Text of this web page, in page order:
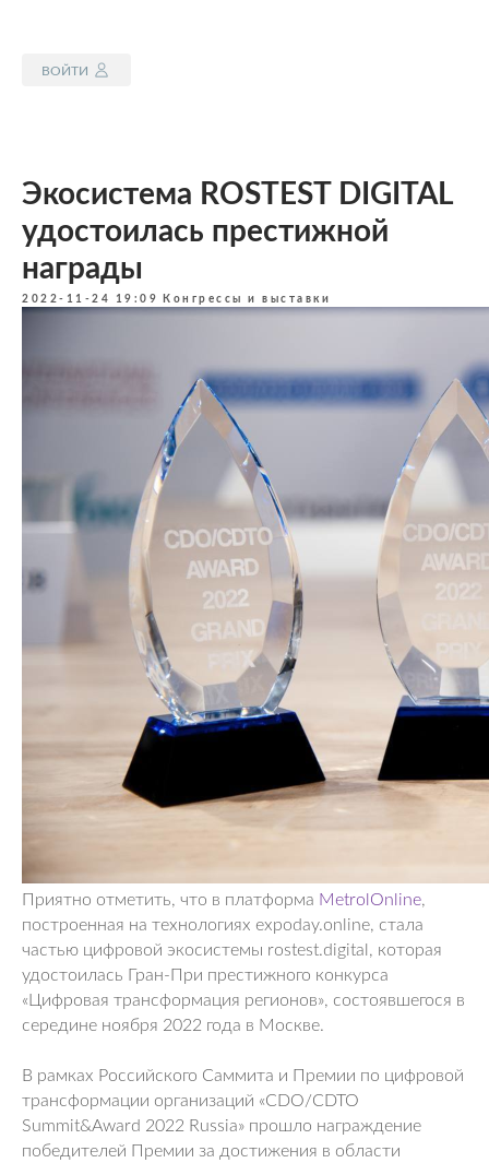
ВОЙТИ
Экосистема ROSTEST DIGITAL
удостоилась престижной
награды
2022-11-24 19:09 Конгрессы и выставки
Приятно отметить, что в платформа MetrolOnline,
построенная на технологиях expoday.online, стала
частью цифровой экосистемы rostest.digital, которая
удостоилась Гран-При престижного конкурса
«Цифровая трансформация регионов», состоявшегося в
середине ноября 2022 года в Москве.
В рамках Российского Саммита и Премии по цифровой
трансформации организаций «CDO/CDTO
Summit&Award 2022 Russia» прошло награждение
победителей Премии за достижения в области